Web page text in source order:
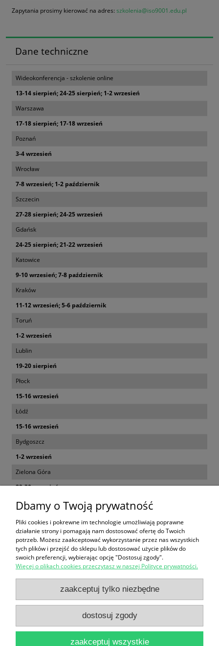
Zapytania prosimy kierować na adres: szkolenia@iso9001.edu.pl
Dane techniczne
Wideokonferencja - szkolenie online
13-14 sierpień; 24-25 sierpień; 1-2 wrzesień
Warszawa
17-18 sierpień; 17-18 wrzesień
Poznań
3-4 wrzesień
Wrocław
7-8 wrzesień; 1-2 październik
Szczecin
27-28 sierpień; 24-25 wrzesień
Gdańsk
24-25 sierpień; 21-22 wrzesień
Katowice
9-10 wrzesień; 7-8 październik
Kraków
11-12 wrzesień; 5-6 październik
Toruń
1-2 wrzesień
Lublin
19-20 sierpień
Płock
15-16 wrzesień
Łódź
15-16 wrzesień
Bydgoszcz
1-2 wrzesień
Zielona Góra
29-30 wrzesień
Koszalin
FORMULARZ ZGŁOSZENIA
Zakupy
Pomoc
Moje konto
Informacje
Dbamy o Twoją prywatność
Pliki cookies i pokrewne im technologie umożliwiają poprawne
działanie strony i pomagają nam dostosować ofertę do Twoich
potrzeb. Możesz zaakceptować wykorzystanie przez nas wszystkich
tych plików i przejść do sklepu lub dostosować użycie plików do
swoich preferencji, wybierając opcję "Dostosuj zgody".
Więcej o plikach cookies przeczytasz w naszej Polityce prywatności.
zaakceptuj tylko niezbędne
dostosuj zgody
zaakceptuj wszystkie